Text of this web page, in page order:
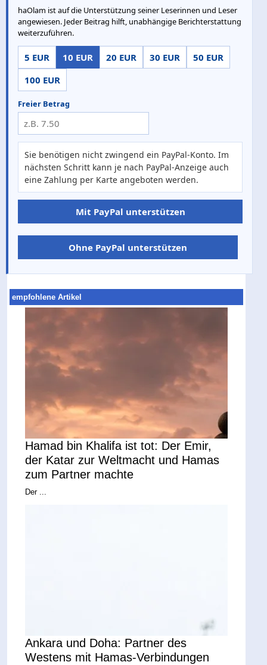
haOlam ist auf die Unterstützung seiner Leserinnen und Leser
angewiesen. Jeder Beitrag hilft, unabhängige Berichterstattung
weiterzuführen.
5 EUR 10 EUR 20 EUR 30 EUR
50 EUR
100 EUR
Freier Betrag
Sie benötigen nicht zwingend ein PayPal-Konto. Im
nächsten Schritt kann je nach PayPal-Anzeige auch
eine Zahlung per Karte angeboten werden.
Mit PayPal unterstützen
Ohne PayPal unterstützen
empfohlene Artikel
Hamad bin Khalifa ist tot: Der Emir,
der Katar zur Weltmacht und Hamas
zum Partner machte
Der ...
Ankara und Doha: Partner des
Westens mit Hamas-Verbindungen